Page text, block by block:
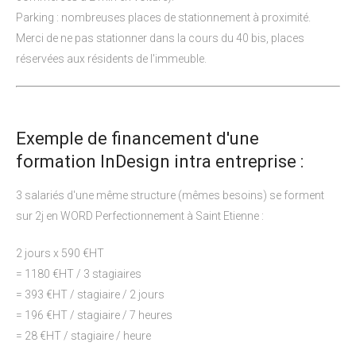
Parking : nombreuses places de stationnement à proximité.
Merci de ne pas stationner dans la cours du 40 bis, places
réservées aux résidents de l'immeuble.
Exemple de financement d'une
formation InDesign intra entreprise :
3 salariés d'une même structure (mêmes besoins) se forment
sur 2j en WORD Perfectionnement à Saint Etienne :
2 jours x 590 €HT
= 1180 €HT / 3 stagiaires
= 393 €HT / stagiaire / 2 jours
= 196 €HT / stagiaire / 7 heures
= 28 €HT / stagiaire / heure